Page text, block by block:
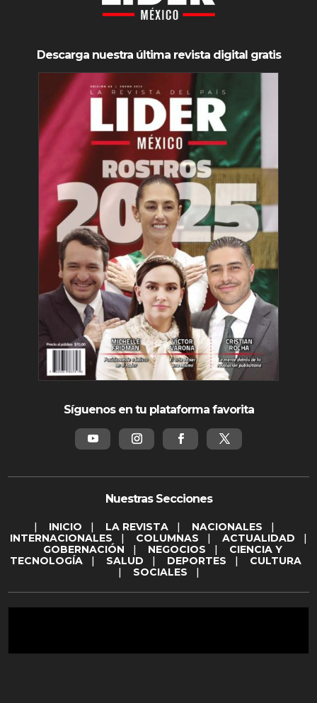
Descarga nuestra última revista digital gratis
Síguenos en tu plataforma favorita
Nuestras Secciones
| INICIO | LA REVISTA | NACIONALES |
INTERNACIONALES | COLUMNAS | ACTUALIDAD |
GOBERNACIÓN | NEGOCIOS | CIENCIA Y
TECNOLOGÍA | SALUD | DEPORTES | CULTURA
| SOCIALES |